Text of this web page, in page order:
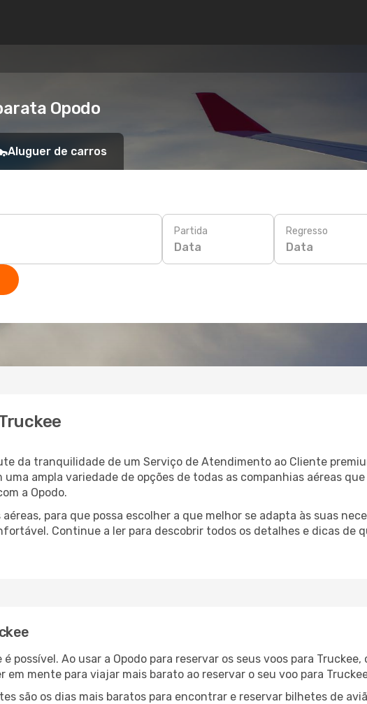
Opodo
Aluguer de carros
Partida
Data
Regresso
Data
da tranquilidade de um Serviço de Atendimento ao Cliente
ampla variedade de opções de todas as companhias aéreas que
a Opodo.
para que possa escolher a que melhor se adapta às suas
Continue a ler para descobrir todos os detalhes e dicas de
possível. Ao usar a Opodo para reservar os seus voos para
mente para viajar mais barato ao reservar o seu voo para
são os dias mais baratos para encontrar e reservar bilhetes de